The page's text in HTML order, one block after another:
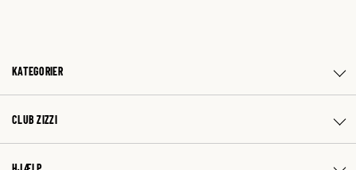
KATEGORIER
CLUB ZIZZI